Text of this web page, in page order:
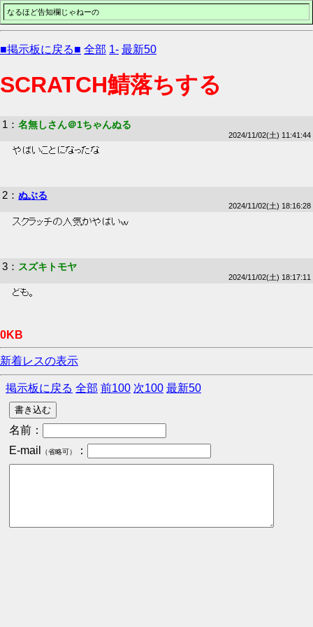
なるほど告知欄じゃねーの
■掲示板に戻る■ 全部 1- 最新50
SCRATCH鯖落ちする
1 ： 名無しさん＠1ちゃんぬる
2024/11/02(土) 11:41:44
やばいことになったな
2 ： ぬぶる
2024/11/02(土) 18:16:28
スクラッチの人気がやばいｗ
3 ： スズキトモヤ
2024/11/02(土) 18:17:11
ども。
0KB
新着レスの表示
掲示板に戻る 全部 前100 次100 最新50
名前：
E-mail
（省略可） ：